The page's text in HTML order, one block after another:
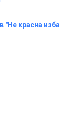
"Не красна изба